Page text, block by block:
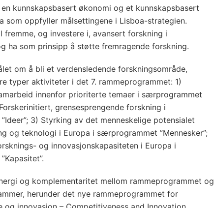
kunnskapsbasert økonomi og et kunnskapsbasert
som oppfyller målsettingene i Lisboa-strategien.
fremme, og investere i, avansert forskning i
ha som prinsipp å støtte fremragende forskning.
om å bli et verdensledende forskningsområde,
typer aktiviteter i det 7. rammeprogrammet: 1)
innenfor prioriterte temaer i særprogrammet
grensesprengende forskning i
3) Styrking av det menneskelige potensialet
og teknologi i Europa i særprogrammet ”Mennesker”;
og innovasjonskapasiteten i Europa i
og komplementaritet mellom rammeprogrammet og
herunder det nye rammeprogrammet for